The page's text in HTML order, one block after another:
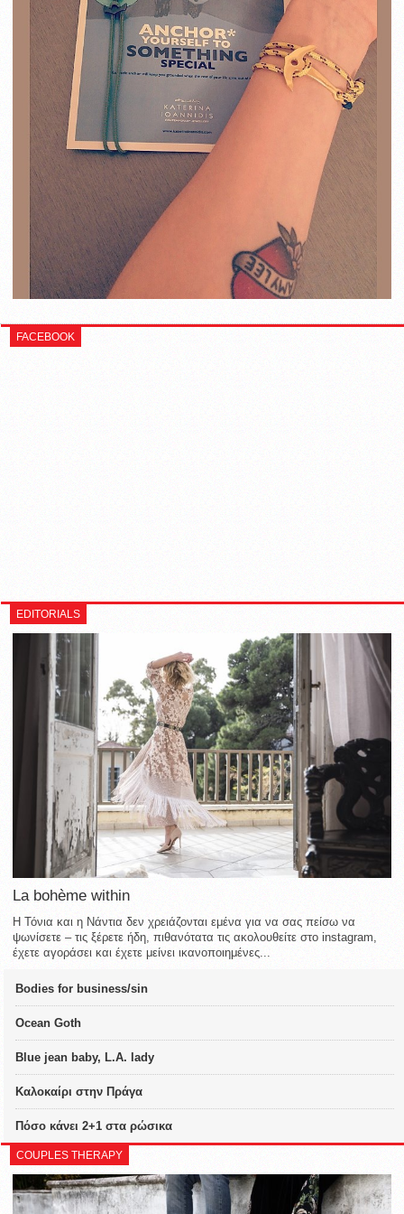
FACEBOOK
EDITORIALS
La bohème within
Η Τόνια και η Νάντια δεν χρειάζονται εμένα για να σας πείσω να
ψωνίσετε – τις ξέρετε ήδη, πιθανότατα τις ακολουθείτε στο instagram,
έχετε αγοράσει και έχετε μείνει ικανοποιημένες...
Bodies for business/sin
Ocean Goth
Blue jean baby, L.A. lady
Καλοκαίρι στην Πράγα
Πόσο κάνει 2+1 στα ρώσικα
COUPLES THERAPY